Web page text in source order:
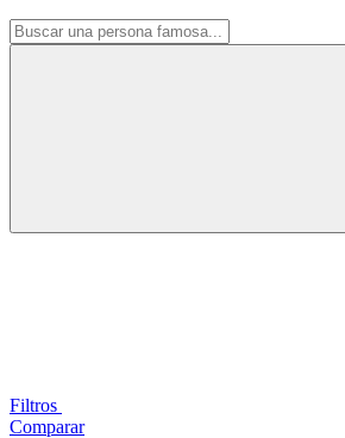
Filtros
Comparar